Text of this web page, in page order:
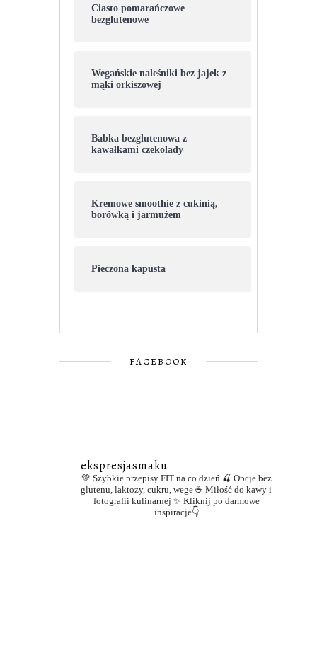
Ciasto pomarańczowe
bezglutenowe
Wegańskie naleśniki bez jajek z
mąki orkiszowej
Babka bezglutenowa z
kawałkami czekolady
Kremowe smoothie z cukinią,
borówką i jarmużem
Pieczona kapusta
FACEBOOK
ekspresjasmaku
💚 Szybkie przepisy FIT na co dzień 🍒 Opcje bez
glutenu, laktozy, cukru, wege ☕ Miłość do kawy i
fotografii kulinarnej ✨ Kliknij po darmowe
inspiracje👇